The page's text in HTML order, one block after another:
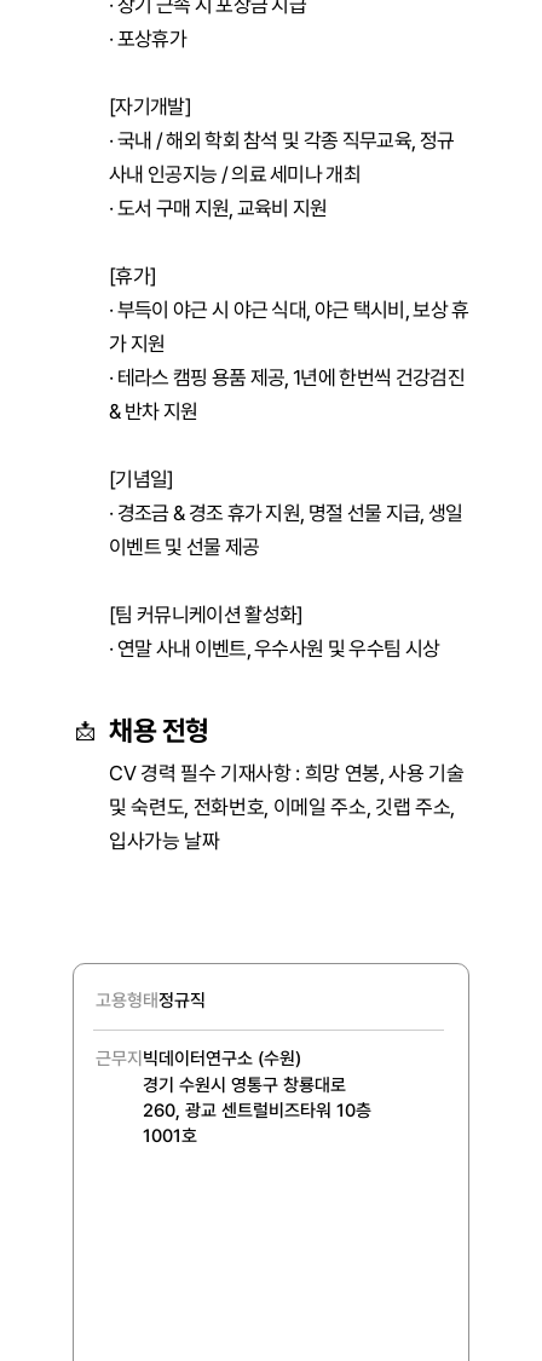
· 장기 근속 시 포상금 지급
· 포상휴가
[자기개발]
· 국내 / 해외 학회 참석 및 각종 직무교육, 정규
사내 인공지능 / 의료 세미나 개최
· 도서 구매 지원, 교육비 지원
[휴가]
· 부득이 야근 시 야근 식대, 야근 택시비, 보상 휴
가 지원
· 테라스 캠핑 용품 제공, 1년에 한번씩 건강검진
& 반차 지원
[기념일]
· 경조금 & 경조 휴가 지원, 명절 선물 지급, 생일
이벤트 및 선물 제공
[팀 커뮤니케이션 활성화]
· 연말 사내 이벤트, 우수사원 및 우수팀 시상
📩 채용 전형
CV 경력 필수 기재사항 : 희망 연봉, 사용 기술
및 숙련도, 전화번호, 이메일 주소, 깃랩 주소,
입사가능 날짜
고용형태정규직
근무지 빅데이터연구소 (수원)
경기 수원시 영통구 창룡대로
260, 광교 센트럴비즈타워 10층
1001호